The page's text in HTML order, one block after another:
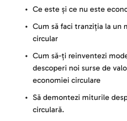
Ce este și ce nu este
Cum să faci tranziția la un
circular
Cum să-ți reinventezi
descoperi noi surse de
economiei circulare
Să demontezi miturile
circulară.